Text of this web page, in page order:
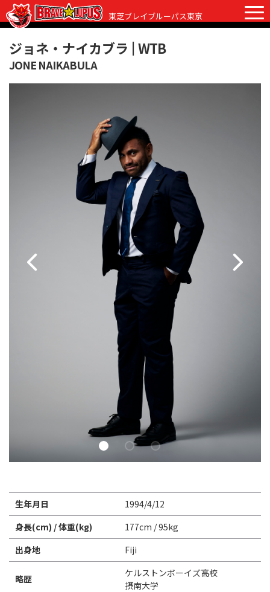
東芝ブレイブルーパス東京
チケット グッズ
ラグビーって何？
クラブからのお願い
株式会社 ブレイブルーパス東京概要
株式会社 チームの歴史
Instagram X Facebook Youtube
パートナーシップのご案内
ジョネ・ナイカブラ | WTB
JONE NAIKABULA
生年月日
1994/4/12
身長(cm) / 体重(kg)
177cm / 95kg
出身地
Fiji
略歴
ケルストンボーイズ高校
摂南大学